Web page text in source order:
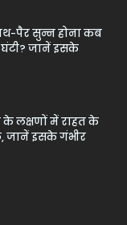
पैर सुन्न होना कब
जानें इसके
के लक्षणों में राहत के
जानें इसके गंभीर